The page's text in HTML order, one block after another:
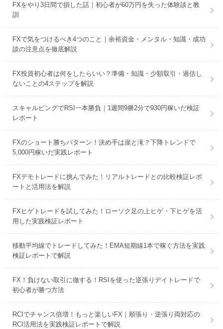
FXをやり3日間で損した話｜初心者が60万円を失った体験談と教
訓
FXで気をつけるべき4つのこと｜余裕資金・メンタル・知識・成功
談の注意点を徹底解説
FX投資初心者は何をしたらいい？準備・知識・少額取引・過信し
ないことの4ステップを解説
スキャルピングでRSI一本勝負｜1週間9勝2分で930円稼いだ検証
レポート
FXのショート勝ちパターン！決め手は崖と滝？下降トレンドで
5,000円稼いだ実践レポート
FXデモトレードに挑んでみた！リアルトレードとの比較検証レポ
ートと活用法を解説
FXヒゲトレードを試してみた！ローソク足の上ヒゲ・下ヒゲを活
用した実践検証レポート
移動平均線でトレードしてみた！EMA短期線1本で稼ぐ方法を実践
検証レポートで解説
FX！負けない取引に徹する！RSIを使った逆張りデイトレードで
初心者が勝つ方法
RCIでチャンス倍増！もっと楽しいFX｜順張り・逆張り両対応の
RCI活用法を実践検証レポートで解説